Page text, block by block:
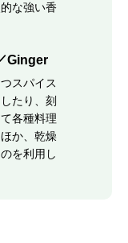
な強い香
Ginger
スパイス
たり、刻
各種料理
か、乾燥
を利用し